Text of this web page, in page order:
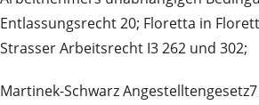
Entlassungsrecht 20; Floretta in
Strasser Arbeitsrecht I3 262 und 302;
Martinek-Schwarz